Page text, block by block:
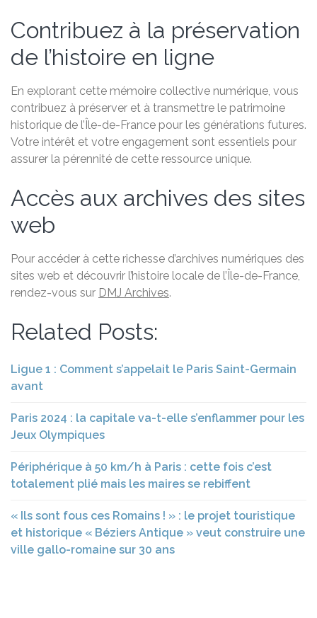
Contribuez à la préservation
de l’histoire en ligne
En explorant cette mémoire collective numérique, vous
contribuez à préserver et à transmettre le patrimoine
historique de l’Île-de-France pour les générations futures.
Votre intérêt et votre engagement sont essentiels pour
assurer la pérennité de cette ressource unique.
Accès aux archives des sites
web
Pour accéder à cette richesse d’archives numériques des
sites web et découvrir l’histoire locale de l’Île-de-France,
rendez-vous sur DMJ Archives.
Related Posts:
Ligue 1 : Comment s’appelait le Paris Saint-Germain
avant
Paris 2024 : la capitale va-t-elle s’enflammer pour les
Jeux Olympiques
Périphérique à 50 km/h à Paris : cette fois c’est
totalement plié mais les maires se rebiffent
« Ils sont fous ces Romains ! » : le projet touristique
et historique « Béziers Antique » veut construire une
ville gallo-romaine sur 30 ans